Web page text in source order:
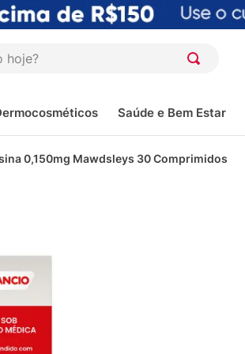
Saúde e Bem Estar
0,150mg Mawdsleys 30 Comprimidos